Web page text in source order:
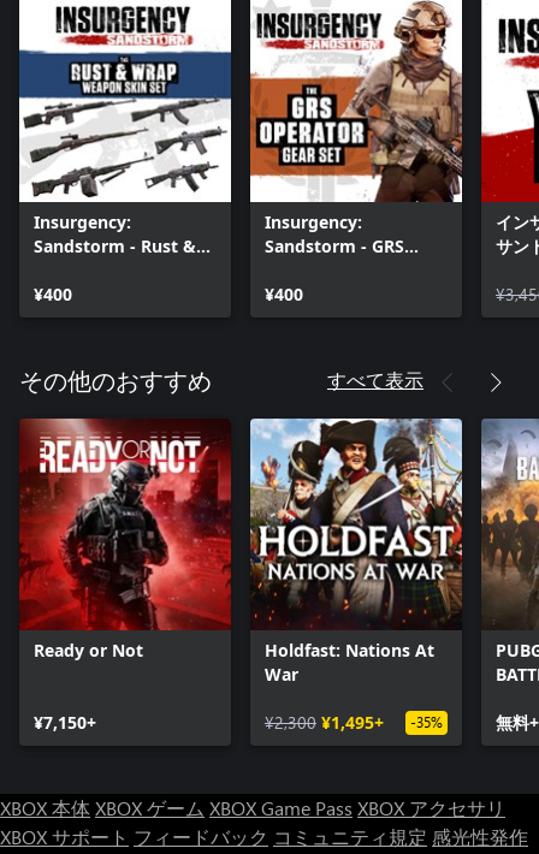
Insurgency:
Sandstorm - Rust &
Set
¥400
Insurgency:
Sandstorm - GRS
¥400
イン
サン
その他のおすすめ すべて表示
Ready or Not
¥7,150+
Holdfast: Nations At
War
¥2,300 ¥1,495+ -35% 無料+
XBOX 本体XBOX ゲーム XBOX Game Pass XBOX アクセサリ
XBOX サポート フィードバック コミュニティ規定 感光性発作